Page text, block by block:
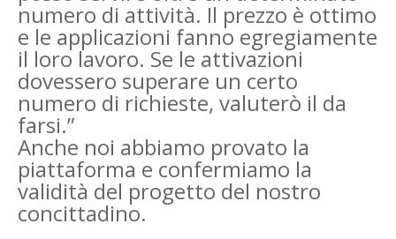
numero di attività. Il prezzo è ottimo
e le applicazioni fanno egregiamente
il loro lavoro. Se le attivazioni
dovessero superare un certo
numero di richieste, valuterò il da
farsi.”
Anche noi abbiamo provato la
piattaforma e confermiamo la
validità del progetto del nostro
concittadino.